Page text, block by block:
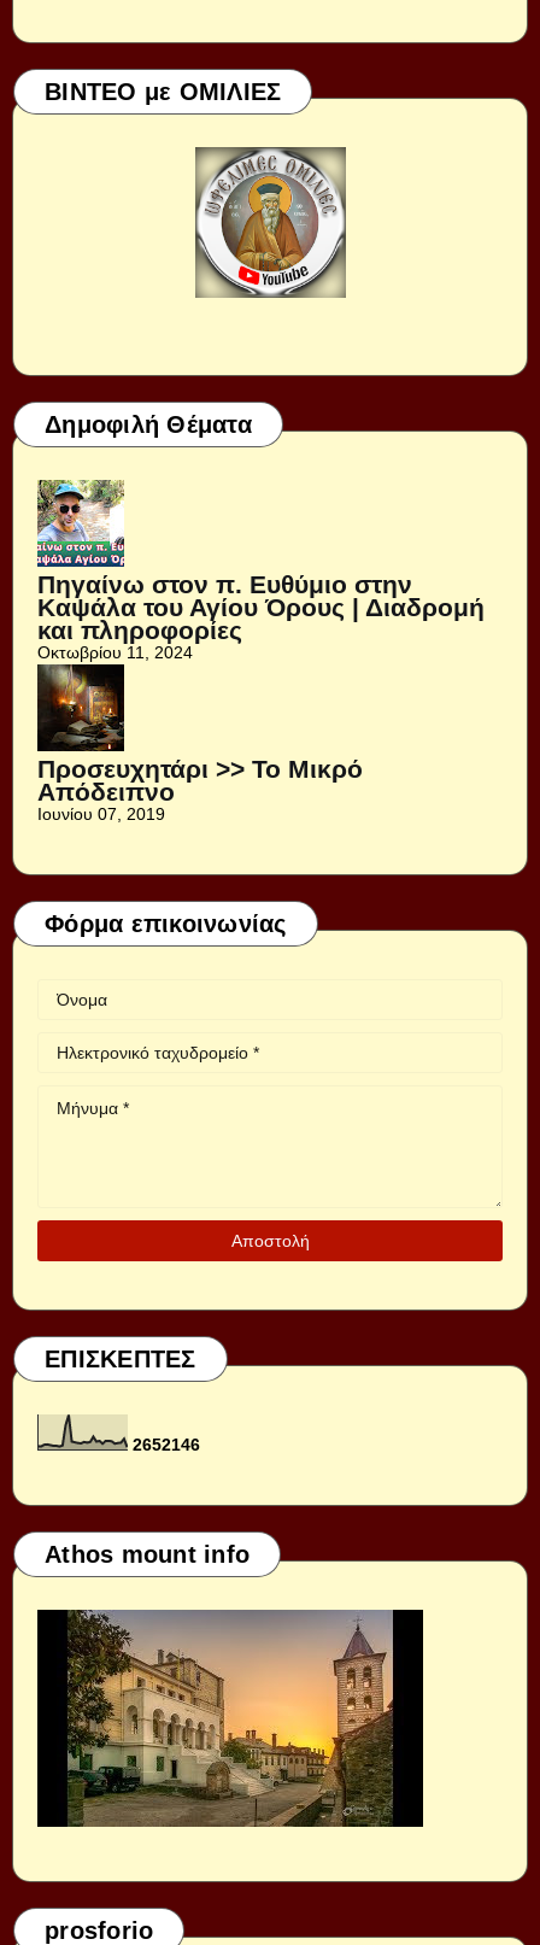
ΒΙΝΤΕΟ με ΟΜΙΛΙΕΣ
Δημοφιλή Θέματα
Πηγαίνω στον π. Ευθύμιο στην
Καψάλα του Αγίου Όρους | Διαδρομή
και πληροφορίες
Οκτωβρίου 11, 2024
Προσευχητάρι >> Το Μικρό
Απόδειπνο
Ιουνίου 07, 2019
Φόρμα επικοινωνίας
ΕΠΙΣΚΕΠΤΕΣ
2652146
Athos mount info
prosforio